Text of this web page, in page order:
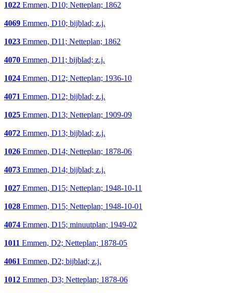
1022 Emmen, D10; Netteplan; 1862
4069 Emmen, D10; bijblad; z.j.
1023 Emmen, D11; Netteplan; 1862
4070 Emmen, D11; bijblad; z.j.
1024 Emmen, D12; Netteplan; 1936-10
4071 Emmen, D12; bijblad; z.j.
1025 Emmen, D13; Netteplan; 1909-09
4072 Emmen, D13; bijblad; z.j.
1026 Emmen, D14; Netteplan; 1878-06
4073 Emmen, D14; bijblad; z.j.
1027 Emmen, D15; Netteplan; 1948-10-11
1028 Emmen, D15; Netteplan; 1948-10-01
4074 Emmen, D15; minuutplan; 1949-02
1011 Emmen, D2; Netteplan; 1878-05
4061 Emmen, D2; bijblad; z.j.
1012 Emmen, D3; Netteplan; 1878-06